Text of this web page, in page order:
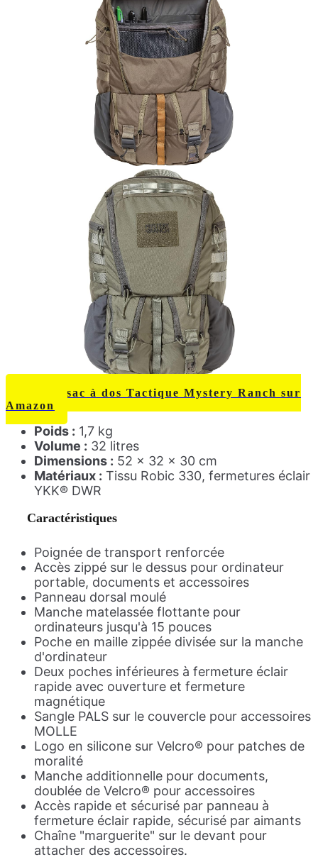
Voir ce sac à dos Tactique Mystery Ranch sur
Amazon
Poids : 1,7 kg
Volume : 32 litres
Dimensions : 52 x 32 x 30 cm
Matériaux : Tissu Robic 330, fermetures éclair
YKK® DWR
Caractéristiques
Poignée de transport renforcée
Accès zippé sur le dessus pour ordinateur
portable, documents et accessoires
Panneau dorsal moulé
Manche matelassée flottante pour
ordinateurs jusqu'à 15 pouces
Poche en maille zippée divisée sur la manche
d'ordinateur
Deux poches inférieures à fermeture éclair
rapide avec ouverture et fermeture
magnétique
Sangle PALS sur le couvercle pour accessoires
MOLLE
Logo en silicone sur Velcro® pour patches de
moralité
Manche additionnelle pour documents,
doublée de Velcro® pour accessoires
Accès rapide et sécurisé par panneau à
fermeture éclair rapide, sécurisé par aimants
Chaîne "marguerite" sur le devant pour
attacher des accessoires.